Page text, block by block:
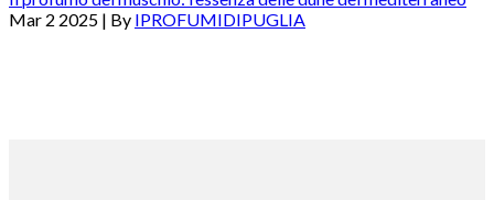
Mar 2 2025 | By IPROFUMIDIPUGLIA